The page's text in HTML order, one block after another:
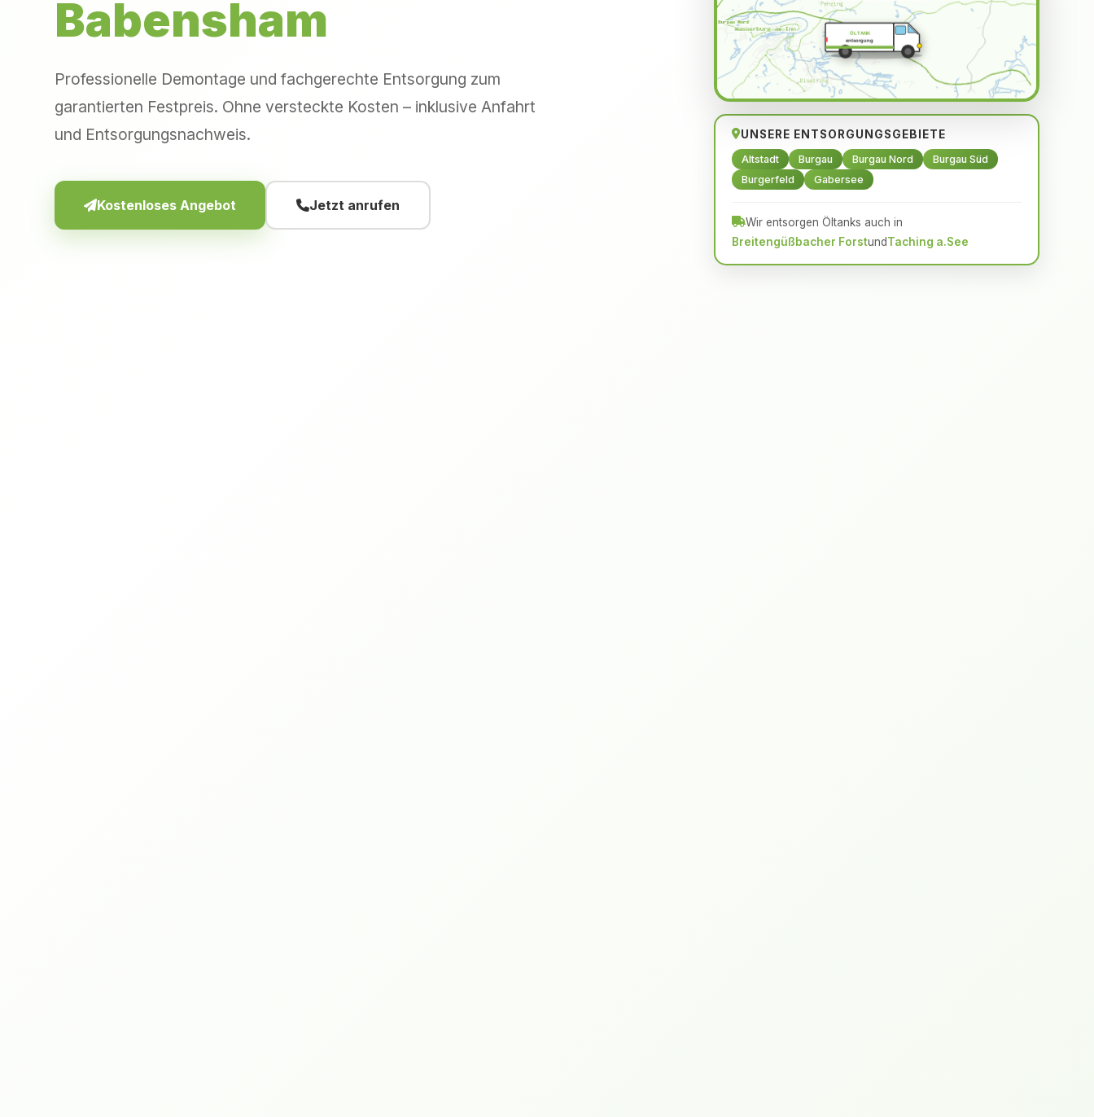
Babensham
Professionelle Demontage und fachgerechte Entsorgung zum
garantierten Festpreis. Ohne versteckte Kosten – inklusive Anfahrt
und Entsorgungsnachweis.
Kostenloses Angebot Jetzt anrufen
ÖLTANK
entsorgung
UNSERE ENTSORGUNGSGEBIETE
Altstadt Burgau Burgau Nord
Burgau Süd
Burgerfeld
Gabersee
Wir entsorgen Öltanks auch in
Breitengüßbacher ForstundTaching a.See